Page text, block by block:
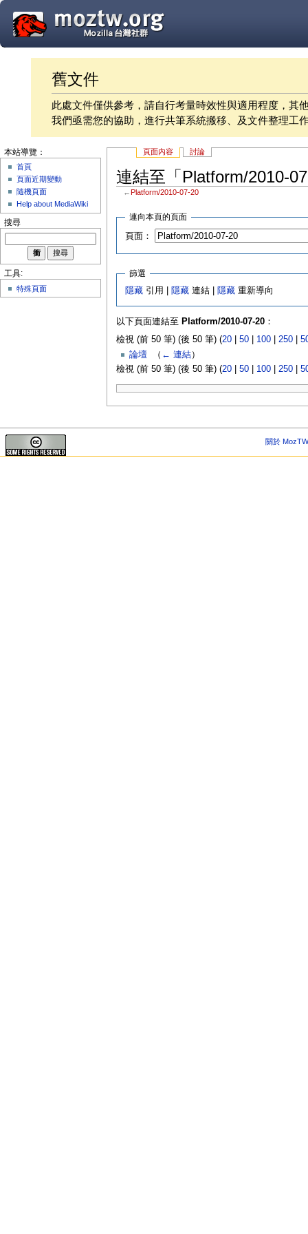
舊文件
此處文件僅供參考，請自行考量時效性與適用程度，其
我們亟需您的協助，進行共筆系統搬移、及文件整理工
頁面內容 討論
連結至「Platform/2010-
← Platform/2010-07-20
連向本頁的頁面
頁面：
篩選
隱藏 引用 | 隱藏 連結 | 隱藏 重新導向
以下頁面連結至 Platform/2010-07-20：
檢視 (前 50 筆) (後 50 筆) (20| 50| 100| 250|
論壇
（ ← 連結）
檢視 (前 50 筆) (後 50 筆) (20| 50| 100| 250|
本站導覽：
首頁
頁面近期變動
隨機頁面
Help about MediaWiki
搜尋
工具:
特殊頁面
關於